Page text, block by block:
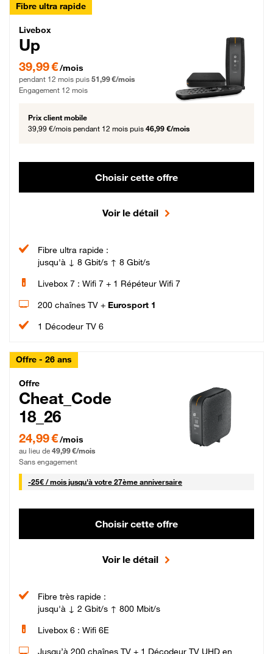
Fibre ultra rapide
Livebox Up Fibre
Livebox
Up
39,99 € par mois pendant 12 mois puis 51,99 € par mois, Engagement 12 mois
39,99 €/mois
pendant 12 mois puis 51,99 €/mois
Engagement 12 mois
Prix client mobile
39,99 €/mois pendant 12 mois puis 46,99 €/mois
Choisir cette offre
Voir le détail
Fibre ultra rapide :
jusqu'à ↓ 8 Gbit/s ↑ 8 Gbit/s
Livebox 7 : Wifi 7 + 1 Répéteur Wifi 7
200 chaînes TV + Eurosport 1
1 Décodeur TV 6
Offre - 26 ans
Cheat_Code Fibre_18_26
Offre
Cheat_Code
18_26
24,99 € par mois pendant 0 mois puis 49,99 € par mois, Sans engagement
24,99 €/mois
au lieu de 49,99 €/mois
Sans engagement
-25€ / mois25 € par mois
jusqu'à votre 27ème anniversaire
Choisir cette offre
Voir le détail
Fibre très rapide :
jusqu'à ↓ 2 Gbit/s ↑ 800 Mbit/s
Livebox 6 : Wifi 6E
Jusqu’à 200 chaînes TV + 1 Décodeur TV UHD en